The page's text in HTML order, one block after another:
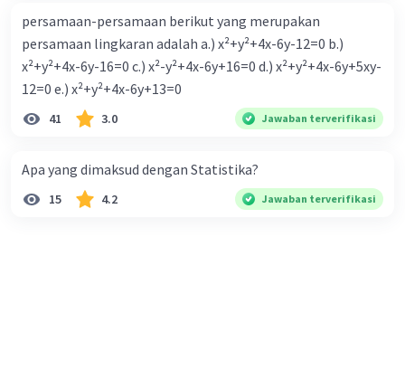
persamaan-persamaan berikut yang merupakan
persamaan lingkaran adalah a.) x²+y²+4x-6y-12=0 b.)
x²+y²+4x-6y-16=0 c.) x²-y²+4x-6y+16=0 d.) x²+y²+4x-6y+5xy-
12=0 e.) x²+y²+4x-6y+13=0
41 3.0 Jawaban terverifikasi
Apa yang dimaksud dengan Statistika?
15 4.2 Jawaban terverifikasi